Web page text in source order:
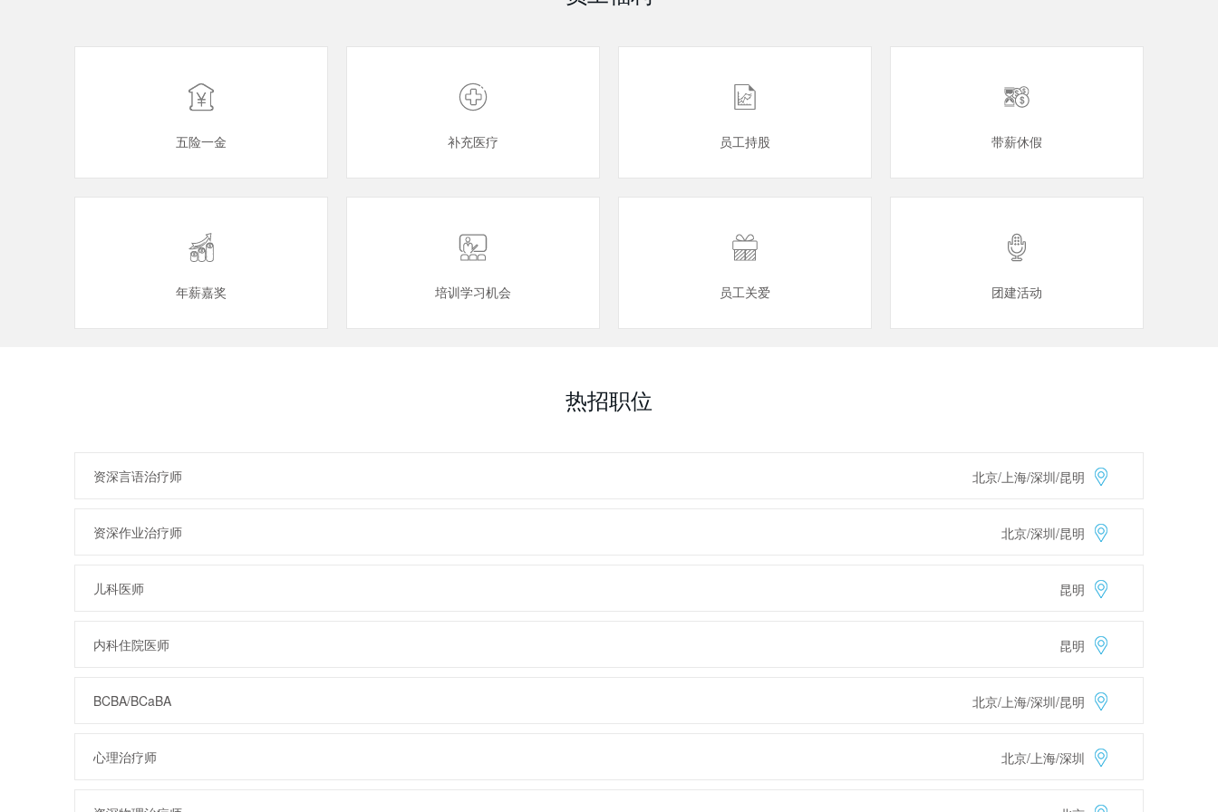
五险一金 补充医疗 员工持股 带薪休假
年薪嘉奖 培训学习机会 员工关爱 团建活动
热招职位
资深言语治疗师 北京/上海/深圳/昆明
资深作业治疗师 北京/深圳/昆明
儿科医师 昆明
内科住院医师 昆明
BCBA/BCaBA 北京/上海/深圳/昆明
心理治疗师 北京/上海/深圳